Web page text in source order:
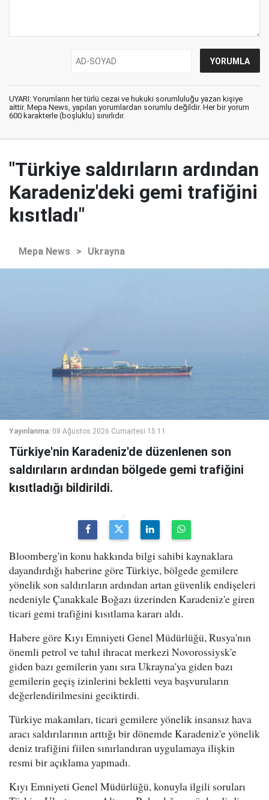
UYARI: Yorumların her türlü cezai ve hukuki sorumluluğu yazan kişiye
aittir. Mepa News, yapılan yorumlardan sorumlu değildir. Her bir yorum
600 karakterle (boşluklu) sınırlıdır.
"Türkiye saldırıların ardından
Karadeniz'deki gemi trafiğini
kısıtladı"
Mepa News > Ukrayna
Yayınlanma: 08 Ağustos 2026 Cumartesi 15:11
Türkiye'nin Karadeniz'de düzenlenen son
saldırıların ardından bölgede gemi trafiğini
kısıtladığı bildirildi.
Bloomberg'in konu hakkında bilgi sahibi kaynaklara
dayandırdığı haberine göre Türkiye, bölgede gemilere
yönelik son saldırıların ardından artan güvenlik endişeleri
nedeniyle Çanakkale Boğazı üzerinden Karadeniz'e giren
ticari gemi trafiğini kısıtlama kararı aldı.
Habere göre Kıyı Emniyeti Genel Müdürlüğü, Rusya'nın
önemli petrol ve tahıl ihracat merkezi Novorossiysk'e
giden bazı gemilerin yanı sıra Ukrayna'ya giden bazı
gemilerin geçiş izinlerini bekletti veya başvuruların
değerlendirilmesini geciktirdi.
Türkiye makamları, ticari gemilere yönelik insansız hava
aracı saldırılarının arttığı bir dönemde Karadeniz'e yönelik
deniz trafiğini fiilen sınırlandıran uygulamaya ilişkin
resmi bir açıklama yapmadı.
Kıyı Emniyeti Genel Müdürlüğü, konuyla ilgili soruları